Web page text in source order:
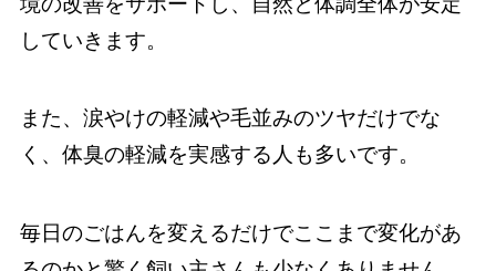
していきます。
また、涙やけの軽減や毛並みのツヤだけでな
く、体臭の軽減を実感する人も多いです。
毎日のごはんを変えるだけでここまで変化があ